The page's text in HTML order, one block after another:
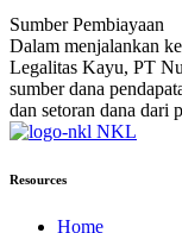
Sumber Pembiayaan
Dalam menjalankan
Legalitas Kayu, PT
sumber dana
dan setoran dana dari
NKL
Resources
Home